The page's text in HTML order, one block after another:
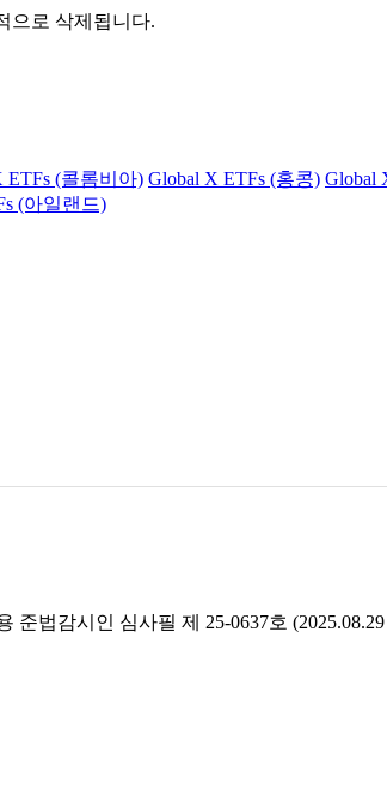
으로 삭제됩니다.
ETFs (콜롬비아) Global X ETFs (홍콩) Global
(아일랜드)
준법감시인 심사필 제 25-0637호 (2025.08.29